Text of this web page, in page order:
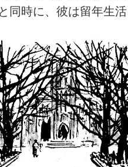
同時に、彼は留年生